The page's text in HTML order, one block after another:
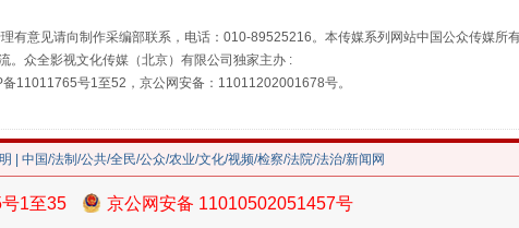
有意见请向制作采编部联系，电话：010-89525216。本传媒系列网站中国公众传媒所
。众全影视文化传媒（北京）有限公司独家主办 :
11011765号1至52，京公网安备：11011202001678号。
| 中国/法制/公共/全民/公众/农业/文化/视频/检察/法院/法治/新闻网
1至35
京公网安备 11010502051457号